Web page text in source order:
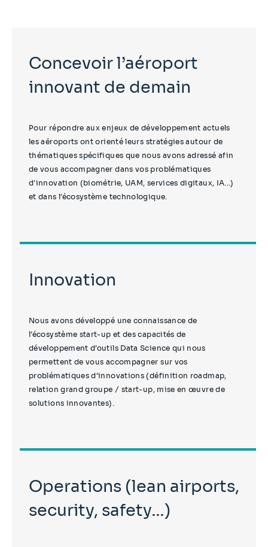
Concevoir l’aéroport
innovant de demain
Pour répondre aux enjeux de développement actuels
les aéroports ont orienté leurs stratégies autour de
thématiques spécifiques que nous avons adressé afin
de vous accompagner dans vos problématiques
d'innovation (biométrie, UAM, services digitaux, IA...)
et dans l’écosystème technologique.
Innovation
Nous avons développé une connaissance de
l’écosystème start-up et des capacités de
développement d’outils Data Science qui nous
permettent de vous accompagner sur vos
problématiques d’innovations (définition roadmap,
relation grand groupe / start-up, mise en œuvre de
solutions innovantes).
Operations (lean airports,
security, safety…)